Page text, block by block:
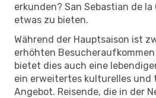
erkunden? San Sebastian de
etwas zu bieten.
Während der Hauptsaison ist
erhöhten
bietet dies auch eine
ein erweitertes kulturelles und
Angebot. Reisende, die in der